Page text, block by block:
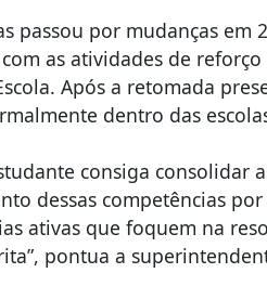
passou por mudanças em
as atividades de
Após a retomada
dentro das
consiga consolidar
dessas competências
ativas que foquem na
pontua a